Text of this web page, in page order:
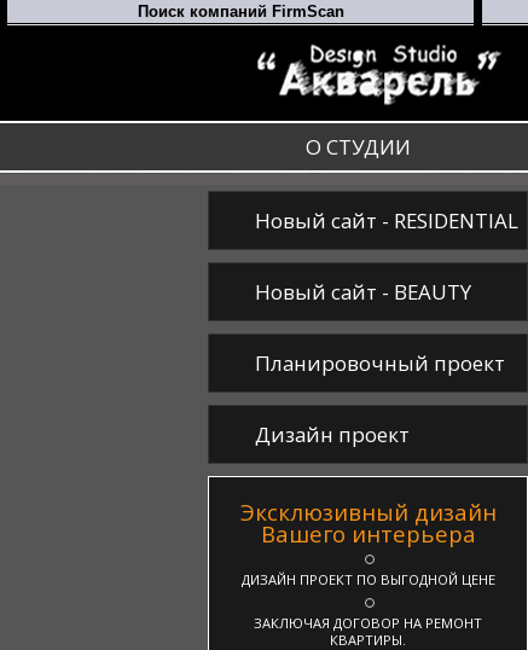
О СТУДИИ
Новый сайт - RESIDENTIAL
Новый сайт - BEAUTY
Планировочный проект
Дизайн проект
Эксклюзивный дизайн
Вашего интерьера
ДИЗАЙН ПРОЕКТ ПО ВЫГОДНОЙ ЦЕНЕ
ЗАКЛЮЧАЯ ДОГОВОР НА РЕМОНТ
КВАРТИРЫ.